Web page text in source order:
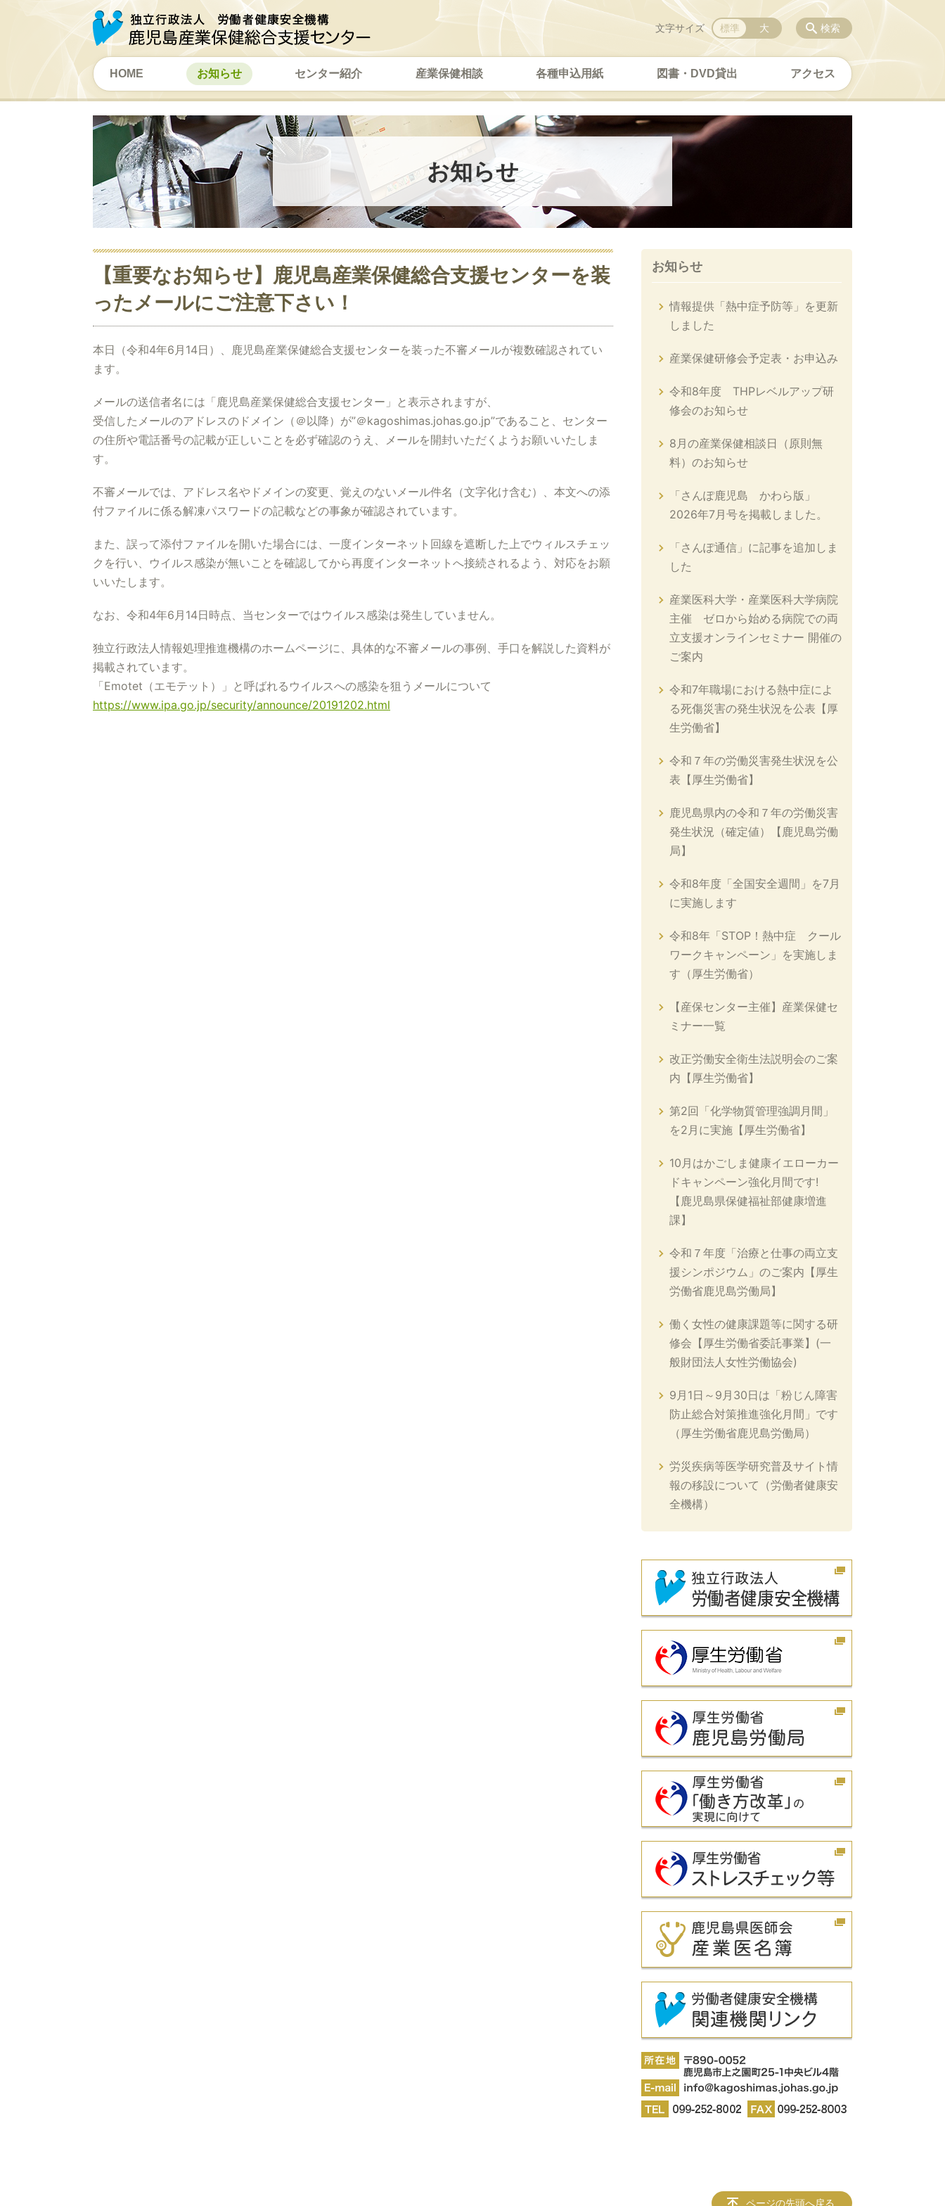
HOME お知らせ センター紹介 産業保健相談 各種申込用紙 図書・DVD貸出 アクセス
検索
文字サイズ 標準 大
お知らせ
【重要なお知らせ】鹿児島産業保健総合支援センターを装
ったメールにご注意下さい！
本日（令和4年6月14日）、鹿児島産業保健総合支援センターを装った不審メールが複数確認されてい
ます。
メールの送信者名には「鹿児島産業保健総合支援センター」と表示されますが、
受信したメールのアドレスのドメイン（＠以降）が”＠kagoshimas.johas.go.jp”であること、センター
の住所や電話番号の記載が正しいことを必ず確認のうえ、メールを開封いただくようお願いいたしま
す。
不審メールでは、アドレス名やドメインの変更、覚えのないメール件名（文字化け含む）、本文への添
付ファイルに係る解凍パスワードの記載などの事象が確認されています。
また、誤って添付ファイルを開いた場合には、一度インターネット回線を遮断した上でウィルスチェッ
クを行い、ウイルス感染が無いことを確認してから再度インターネットへ接続されるよう、対応をお願
いいたします。
なお、令和4年6月14日時点、当センターではウイルス感染は発生していません。
独立行政法人情報処理推進機構のホームページに、具体的な不審メールの事例、手口を解説した資料が
掲載されています。
「Emotet（エモテット）」と呼ばれるウイルスへの感染を狙うメールについて
https://www.ipa.go.jp/security/announce/20191202.html
お知らせ
情報提供「熱中症予防等」を更新
しました
産業保健研修会予定表・お申込み
令和8年度 THPレベルアップ研
修会のお知らせ
8月の産業保健相談日（原則無
料）のお知らせ
「さんぽ鹿児島 かわら版」
2026年7月号を掲載しました。
「さんぽ通信」に記事を追加しま
した
産業医科大学・産業医科大学病院
主催 ゼロから始める病院での両
立支援オンラインセミナー 開催の
ご案内
令和7年職場における熱中症によ
る死傷災害の発生状況を公表【厚
生労働省】
令和７年の労働災害発生状況を公
表【厚生労働省】
鹿児島県内の令和７年の労働災害
発生状況（確定値）【鹿児島労働
局】
令和8年度「全国安全週間」を7月
に実施します
令和8年「STOP！熱中症 クール
ワークキャンペーン」を実施しま
す（厚生労働省）
【産保センター主催】産業保健セ
ミナー一覧
改正労働安全衛生法説明会のご案
内【厚生労働省】
第2回「化学物質管理強調月間」
を2月に実施【厚生労働省】
10月はかごしま健康イエローカー
ドキャンペーン強化月間です!
【鹿児島県保健福祉部健康増進
課】
令和７年度「治療と仕事の両立支
援シンポジウム」のご案内【厚生
労働省鹿児島労働局】
働く女性の健康課題等に関する研
修会【厚生労働省委託事業】(一
般財団法人女性労働協会)
9月1日～9月30日は「粉じん障害
防止総合対策推進強化月間」です
（厚生労働省鹿児島労働局）
労災疾病等医学研究普及サイト情
報の移設について（労働者健康安
全機構）
ページの先頭へ戻る